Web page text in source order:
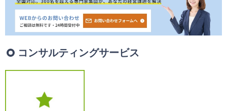
介護事業者の方
介護専門チームからのお知らせ
コンサルティングサービス